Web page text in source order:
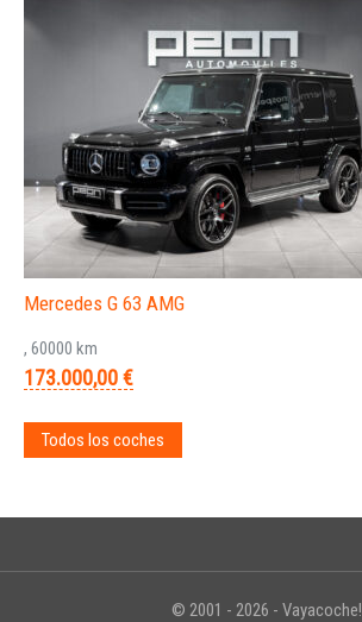
Mercedes G 63 AMG
, 60000 km
173.000,00 €
Todos los coches
© 2001 - 2026 - Vayacoche!